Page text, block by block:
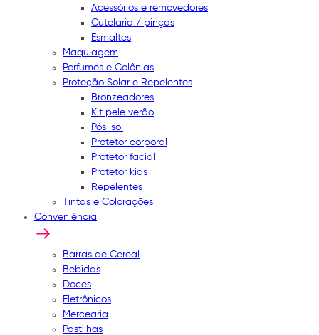
Acessórios e removedores
Cutelaria / pinças
Esmaltes
Maquiagem
Perfumes e Colônias
Proteção Solar e Repelentes
Bronzeadores
Kit pele verão
Pós-sol
Protetor corporal
Protetor facial
Protetor kids
Repelentes
Tintas e Colorações
Conveniência
Barras de Cereal
Bebidas
Doces
Eletrônicos
Mercearia
Pastilhas